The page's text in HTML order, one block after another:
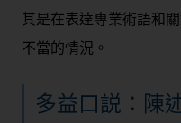
其是在表達專業術語和
不當的情況。
多益口説：陳